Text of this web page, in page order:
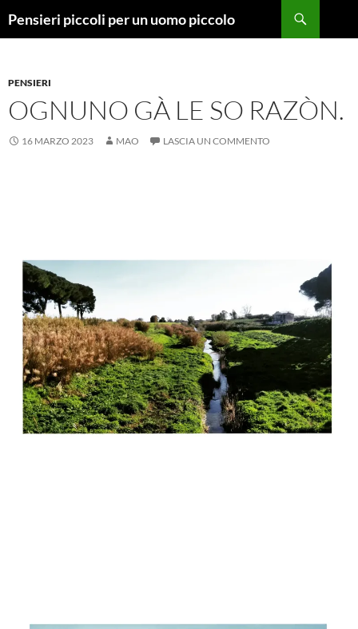
Pensieri piccoli per un uomo piccolo
PENSIERI
OGNUNO GÀ LE SO RAZÒN.
16 MARZO 2023 MAO LASCIA UN COMMENTO